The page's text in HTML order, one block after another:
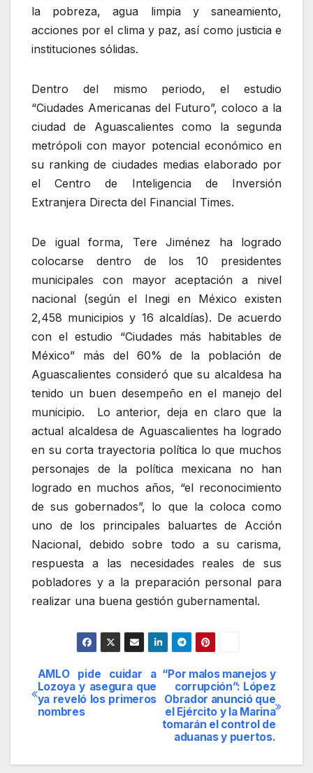
la pobreza, agua limpia y saneamiento,
acciones por el clima y paz, así como justicia e
instituciones sólidas.
Dentro del mismo periodo, el estudio
“Ciudades Americanas del Futuro”, coloco a la
ciudad de Aguascalientes como la segunda
metrópoli con mayor potencial económico en
su ranking de ciudades medias elaborado por
el Centro de Inteligencia de Inversión
Extranjera Directa del Financial Times.
De igual forma, Tere Jiménez ha logrado
colocarse dentro de los 10 presidentes
municipales con mayor aceptación a nivel
nacional (según el Inegi en México existen
2,458 municipios y 16 alcaldías). De acuerdo
con el estudio “Ciudades más habitables de
México” más del 60% de la población de
Aguascalientes consideró que su alcaldesa ha
tenido un buen desempeño en el manejo del
municipio. Lo anterior, deja en claro que la
actual alcaldesa de Aguascalientes ha logrado
en su corta trayectoria política lo que muchos
personajes de la política mexicana no han
logrado en muchos años, “el reconocimiento
de sus gobernados”, lo que la coloca como
uno de los principales baluartes de Acción
Nacional, debido sobre todo a su carisma,
respuesta a las necesidades reales de sus
pobladores y a la preparación personal para
realizar una buena gestión gubernamental.
Navegación
de
“Por malos manejos y
corrupción”: López
Obrador anunció que
el Ejército y la Marina
tomarán el control de
aduanas y puertos.
AMLO pide cuidar a
Lozoya y asegura que
ya reveló los primeros
nombres